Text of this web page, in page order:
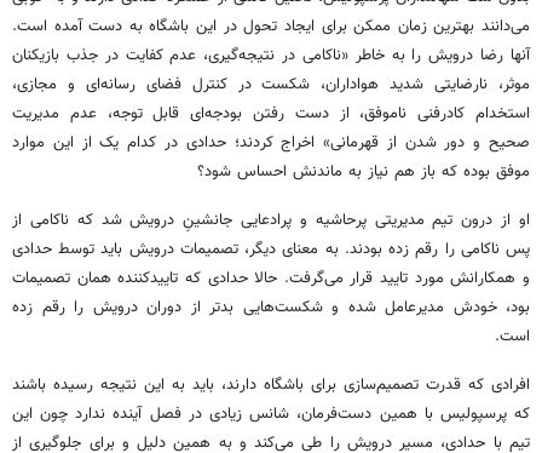
می‌دانند بهترین زمان ممکن برای ایجاد تحول در این باشگاه به دست آمده است.
آنها رضا درویش را به خاطر «ناکامی در نتیجه‌گیری، عدم کفایت در جذب بازیکنان
موثر، نارضایتی شدید هواداران، شکست در کنترل فضای رسانه‌ای و مجازی،
استخدام کادرفنی ناموفق، از دست رفتن بودجه‌ای قابل توجه، عدم مدیریت
صحیح و دور شدن از قهرمانی» اخراج کردند؛ حدادی در کدام یک از این موارد
موفق بوده که باز هم نیاز به ماندنش احساس شود؟
او از درون تیم مدیریتی پرحاشیه و پرادعایی جانشینِ درویش شد که ناکامی از
پس ناکامی را رقم زده بودند. به معنای دیگر، تصمیمات درویش باید توسط حدادی
و همکارانش مورد تایید قرار می‌گرفت. حالا حدادی که تاییدکننده همان تصمیمات
بود، خودش مدیرعامل شده و شکست‌هایی بدتر از دوران درویش را رقم زده
است.
افرادی که قدرت تصمیم‌سازی برای باشگاه دارند، باید به این نتیجه رسیده باشند
که پرسپولیس با همین دست‌فرمان، شانس زیادی در فصل آینده ندارد چون این
تیم با حدادی، مسیر درویش را طی می‌کند و به همین دلیل و برای جلوگیری از